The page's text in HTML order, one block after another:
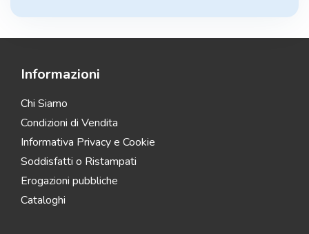
Informazioni
Chi Siamo
Condizioni di Vendita
Informativa Privacy e Cookie
Soddisfatti o Ristampati
Erogazioni pubbliche
Cataloghi